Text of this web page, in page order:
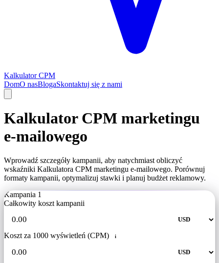
Kalkulator CPM
DomO nasBlogaSkontaktuj się z nami
Kalkulator CPM marketingu
e-mailowego
Wprowadź szczegóły kampanii, aby natychmiast obliczyć
wskaźniki Kalkulatora CPM marketingu e-mailowego. Porównuj
formaty kampanii, optymalizuj stawki i planuj budżet reklamowy.
Kampania 1
Całkowity koszt kampanii
Koszt za 1000 wyświetleń (CPM) i